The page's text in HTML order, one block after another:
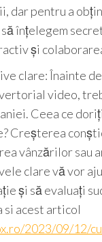
dar pentru a
înțelegem
și
clare: Înainte
video,
Ceea ce
Creșterea
vânzărilor sau
clare vă vor
și să evaluați
si acest articol
2023/09/12/